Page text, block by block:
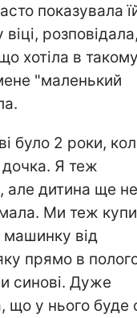
показувала
віці,
хотіла в такому
"маленький
було 2 роки,
Я теж
але дитина ще не
Ми теж
від
прямо в
синові. Дуже
що у нього буде